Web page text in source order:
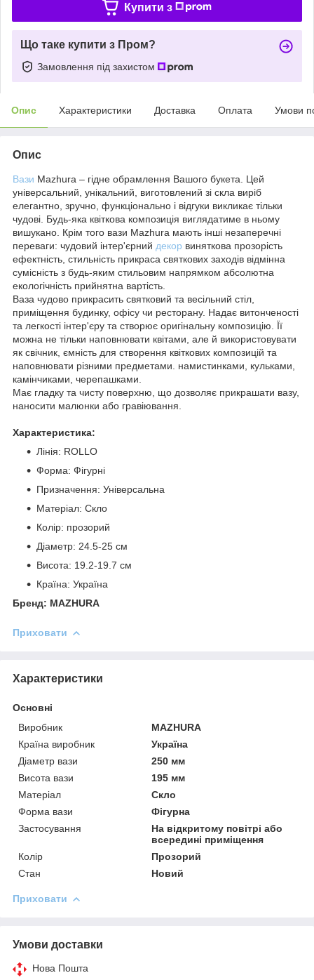
Купити з
Що таке купити з Пром?
Замовлення під захистом
Опис Характеристики Доставка Оплата Умови
Опис
Вази Мazhura – гідне обрамлення Вашого букета. Цей
універсальний, унікальний, виготовлений зі скла виріб
елегантно, зручно, функціонально і відгуки викликає тільки
чудові. Будь-яка квіткова композиція виглядатиме в ньому
вишукано. Крім того вази Мazhura мають інші незаперечні
переваги: ​​чудовий інтер'єрний декор виняткова прозорість
ефектність, стильність прикраса святкових заходів відмінна
сумісність з будь-яким стильовим напрямком абсолютна
екологічність прийнятна вартість.
Ваза чудово прикрасить святковий та весільний стіл,
приміщення будинку, офісу чи ресторану. Надає витонченості
та легкості інтер'єру та створює оригінальну композицію. Її
можна не тільки наповнювати квітами, але й використовувати
як свічник, ємність для створення квіткових композицій та
наповнювати різними предметами. намистинками, кульками,
камінчиками, черепашками.
Має гладку та чисту поверхню, що дозволяє прикрашати вазу,
наносити малюнки або гравіювання.
Характеристика:
Лінія: ROLLO
Форма: Фігурні
Призначення: Універсальна
Матеріал: Скло
Колір: прозорий
Діаметр: 24.5-25 см
Висота: 19.2-19.7 см
Країна: Україна
Бренд: MAZHURA
Приховати
Характеристики
Основні
Виробник
MAZHURA
Країна виробник
Україна
Діаметр вази
250 мм
Висота вази
195 мм
Матеріал
Скло
Форма вази
Фігурна
Застосування
На відкритому повітрі або
всередині приміщення
Колір
Прозорий
Стан
Новий
Приховати
Умови доставки
Нова Пошта